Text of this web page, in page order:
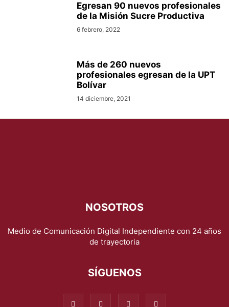
Egresan 90 nuevos profesionales
de la Misión Sucre Productiva
6 febrero, 2022
Más de 260 nuevos
profesionales egresan de la UPT
Bolívar
14 diciembre, 2021
NOSOTROS
Medio de Comunicación Digital Independiente con 24 años
de trayectoria
SÍGUENOS